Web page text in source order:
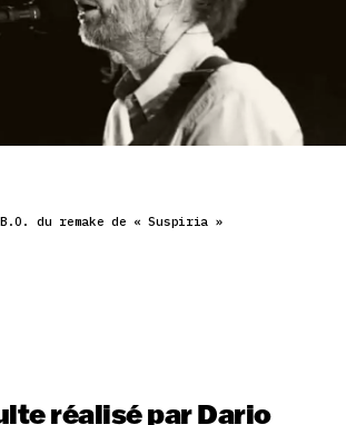
du remake de « Suspiria »
réalisé par Dario